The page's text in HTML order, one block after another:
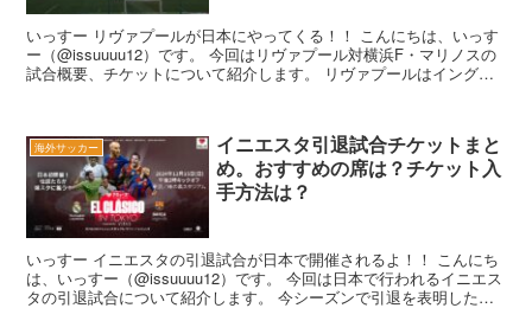
いっすー リヴァプールが日本にやってくる！！ こんにちは、いっす
ー（@issuuuu12）です。 今回はリヴァプール対横浜F・マリノスの
試合概要、チケットについて紹介します。 リヴァプールはイングラ
海外サッカー
イニエスタ引退試合チケットまと
め。おすすめの席は？チケット入
手方法は？
いっすー イニエスタの引退試合が日本で開催されるよ！！ こんにち
は、いっすー（@issuuuu12）です。 今回は日本で行われるイニエス
タの引退試合について紹介します。 今シーズンで引退を表明したイ